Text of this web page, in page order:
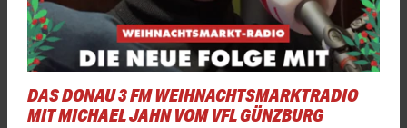
DAS DONAU 3 FM WEIHNACHTSMARKTRADIO
MIT MICHAEL JAHN VOM VFL GÜNZBURG